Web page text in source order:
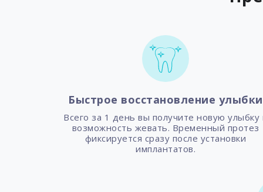
Быстрое восстановление улыбки
Всего за 1 день вы получите новую улыбку
возможность жевать. Временный протез
фиксируется сразу после установки
имплантатов.